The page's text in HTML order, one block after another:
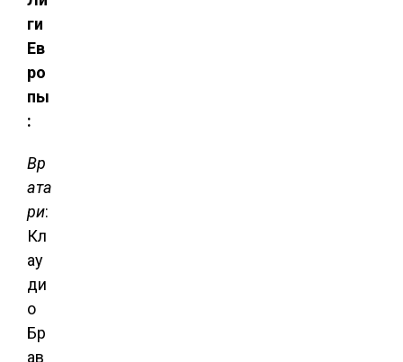
ги
Ев
ро
пы
:
Вр
ата
ри:
Кл
ау
ди
о
Бр
ав